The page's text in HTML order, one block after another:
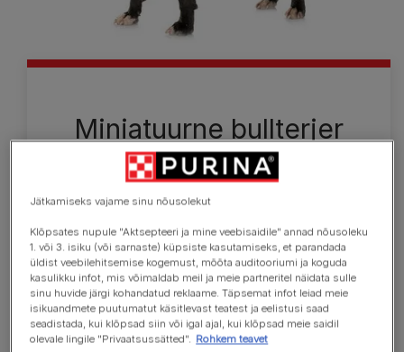
Miniatuurne bullterjer
Miniatuurne on kõiges muus peale suuruse tavalise
bullterjeri moodi. Täiskasvanud miniatuurse
bullterjeri turjakõrgus on umbes 35,5 cm ja kaal 11–
15 kg. Ta on lihaseline, jõulise välimuse ja
munakujulise peaga koer. Lühike karv võib olla eri
värvikombinatsioonides, sh valge, must, laiguline,
punane, kollakaspruun ja kolmevärviline. Vaata
täpsema teabe saamiseks tõustandardit.
Jätkamiseks vajame sinu nõusolekut
Klõpsates nupule "Aktsepteeri ja mine veebisaidile" annad nõusoleku
1. või 3. isiku (või sarnaste) küpsiste kasutamiseks, et parandada
üldist veebilehitsemise kogemust, mõõta auditooriumi ja koguda
kasulikku infot, mis võimaldab meil ja meie partneritel näidata sulle
sinu huvide järgi kohandatud reklaame. Täpsemat infot leiad meie
isikuandmete puutumatut käsitlevast teatest ja eelistusi saad
seadistada, kui klõpsad siin või igal ajal, kui klõpsad meie saidil
olevale lingile "Privaatsussätted". Rohkem teavet